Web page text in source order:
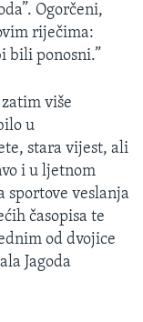
Ogorčeni,
riječima:
bili ponosni.”
više
u
stara vijest, ali
i u ljetnom
sportove veslanja
časopisa te
od dvojice
Jagoda